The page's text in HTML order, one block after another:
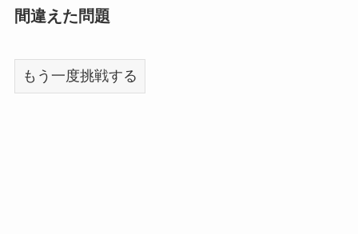
間違えた問題
もう一度挑戦する